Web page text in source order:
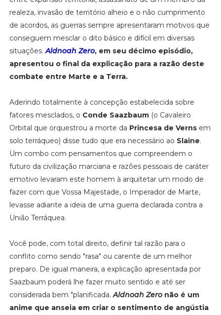
realeza, invasão de território alheio e o não cumprimento
de acordos, as guerras sempre apresentaram motivos que
conseguem mesclar o dito básico e difícil em diversas
situações. Aldnoah Zero, em seu décimo episódio,
apresentou o final da explicação para a razão deste
combate entre Marte e a Terra.
Aderindo totalmente à concepção estabelecida sobre
fatores mesclados, o Conde Saazbaum(o Cavaleiro
Orbital que orquestrou a morte da Princesa de Verns em
solo terráqueo) disse tudo que era necessário ao Slaine.
Um combo com pensamentos que compreendem o
futuro da civilização marciana e razões pessoais de caráter
emotivo levaram este homem à arquitetar um modo de
fazer com que Vossa Majestade, o Imperador de Marte,
levasse adiante a ideia de uma guerra declarada contra a
União Terráquea.
Você pode, com total direito, definir tal razão para o
conflito como sendo "rasa" ou carente de um melhor
preparo. De igual maneira, a explicação apresentada por
Saazbaum poderá lhe fazer muito sentido e até ser
considerada bem "planificada.Aldnoah Zeronão é um
anime que anseia em criar o sentimento de angústia